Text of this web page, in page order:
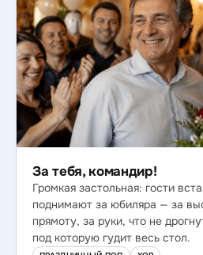
За тебя, командир!
Громкая застольная: гости
поднимают за юбиляра — за
прямоту, за руки, что не
под которую гудит весь стол.